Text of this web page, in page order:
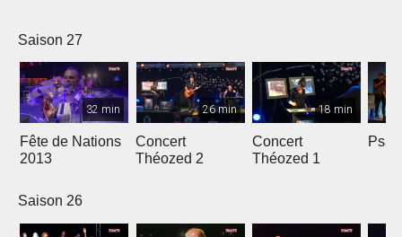
Saison 27
32 min
Fête de Nations
2013
26 min
Concert
Théozed 2
18 min
Concert
Théozed 1
Saison 26